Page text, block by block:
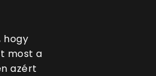
hogy
most a
azért